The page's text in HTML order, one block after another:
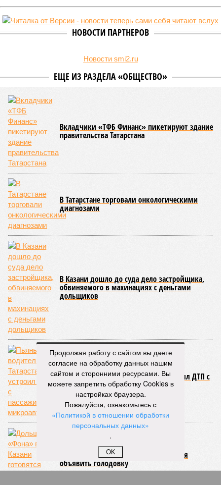
НОВОСТИ ПАРТНЕРОВ
Новости smi2.ru
ЕЩЕ ИЗ РАЗДЕЛА «ОБЩЕСТВО»
Вкладчики «ТФБ Финанс» пикетируют здание
правительства Татарстана
В Татарстане торговали онкологическими
диагнозами
В Казани дошло до суда дело застройщика,
обвиняемого в махинациях с деньгами
дольщиков
Пьяный водитель в Татарстане устроил ДТП с
пассажирским микроавтобусом
Дольщики «Фона» в Казани готовятся
объявить голодовку
Продолжая работу с сайтом вы даете
согласие на обработку данных нашим
сайтом и сторонними ресурсами. Вы
можете запретить обработку Cookies в
настройках браузера.
Пожалуйста, ознакомьтесь с
«Политикой в отношении обработки
персональных данных»
.
OK